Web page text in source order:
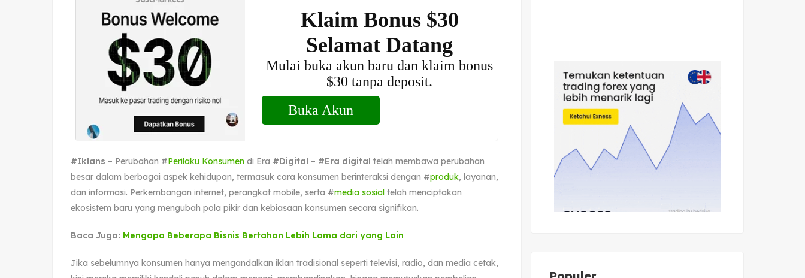
#Iklans – Perubahan #Perilaku Konsumen di Era #Digital – #Era digital telah membawa perubahan
besar dalam berbagai aspek kehidupan, termasuk cara konsumen berinteraksi dengan #produk, layanan,
dan informasi. Perkembangan internet, perangkat mobile, serta #media sosial telah menciptakan
ekosistem baru yang mengubah pola pikir dan kebiasaan konsumen secara signifikan.
Baca Juga: Mengapa Beberapa Bisnis Bertahan Lebih Lama dari yang Lain
Jika sebelumnya konsumen hanya mengandalkan iklan tradisional seperti televisi, radio, dan media cetak,